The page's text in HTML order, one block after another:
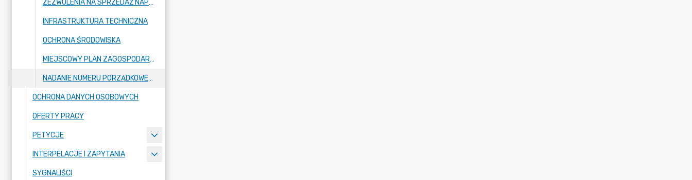
ZEZWOLENIA NA SPRZEDAŻ NAPOJÓW ALKOHOLOWYCH
INFRASTRUKTURA TECHNICZNA
OCHRONA ŚRODOWISKA
MIEJSCOWY PLAN ZAGOSPODAROWANIA PRZESTRZENNEGO
NADANIE NUMERU PORZĄDKOWEGO NIERUCHOMOŚCI
OCHRONA DANYCH OSOBOWYCH
OFERTY PRACY
PETYCJE
INTERPELACJE I ZAPYTANIA
SYGNALIŚCI